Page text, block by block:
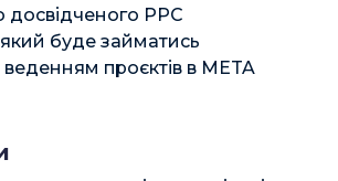
PPC
який буде займатись
проєктів в META